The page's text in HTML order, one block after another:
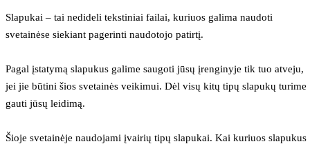
Slapukai – tai nedideli tekstiniai failai, kuriuos galima naudoti
svetainėse siekiant pagerinti naudotojo patirtį.
Pagal įstatymą slapukus galime saugoti jūsų įrenginyje tik tuo atveju,
jei jie būtini šios svetainės veikimui. Dėl visų kitų tipų slapukų turime
gauti jūsų leidimą.
Šioje svetainėje naudojami įvairių tipų slapukai. Kai kuriuos slapukus